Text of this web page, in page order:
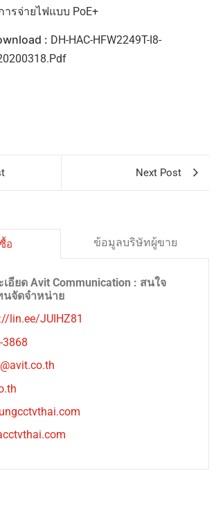
ารจ่ายไฟแบบ PoE+
: DH-HAC-HFW2249T-I8-
Next Post
อ ข้อมูลบริษัทผู้ขาย
อียด Avit Communication : สนใจ
จัดจำหน่าย
lin.ee/JUIHZ81
3868